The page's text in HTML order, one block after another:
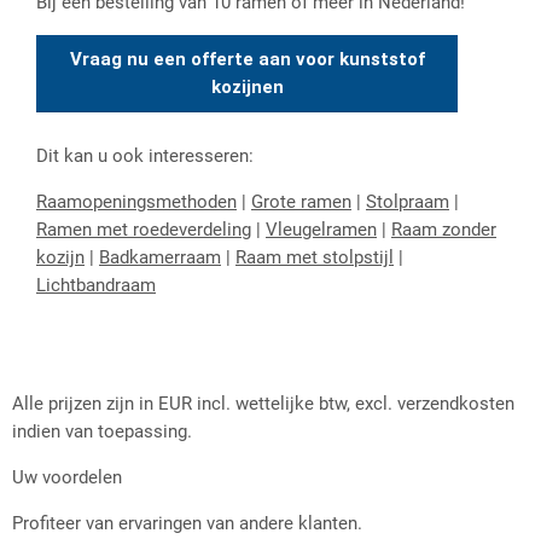
Vraag nu een offerte aan voor kunststof
kozijnen
Dit kan u ook interesseren:
Raamopeningsmethoden | Grote ramen | Stolpraam |
Ramen met roedeverdeling | Vleugelramen | Raam zonder
kozijn | Badkamerraam | Raam met stolpstijl |
Lichtbandraam
Alle prijzen zijn in EUR incl. wettelijke btw, excl. verzendkosten
indien van toepassing.
Uw voordelen
Profiteer van ervaringen van andere klanten.